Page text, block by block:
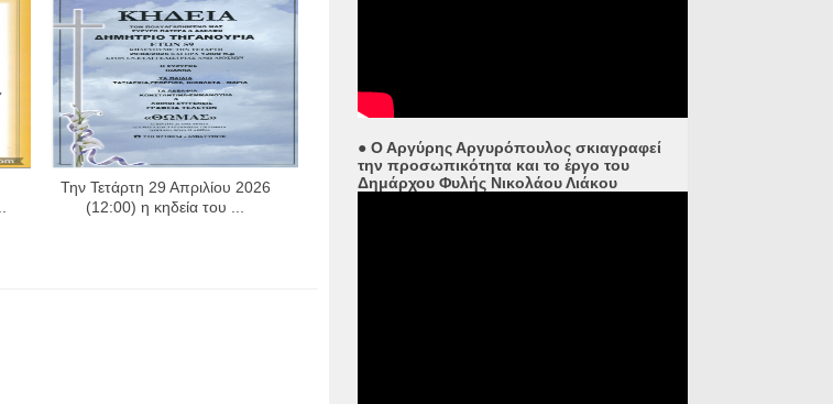
Την Τετάρτη 29 Απριλίου 2026
(12:00) η κηδεία του ...
● Ο Αργύρης Αργυρόπουλος σκιαγραφεί
την προσωπικότητα και το έργο του
Δημάρχου Φυλής Νικολάου Λιάκου